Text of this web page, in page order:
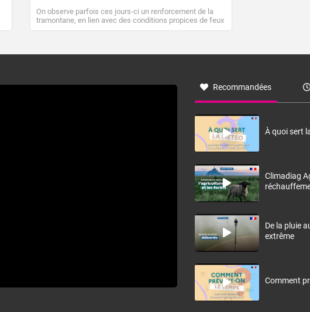
On observe parfois ces jours-ci un renforcement de la
tramontane, en lien avec des conditions propices de feux
de forêt. Mais qu'est-ce que la tramontane ? Quelles sont
à nord-ouest, dans un secteur qui part du Roussillon à la
monts, en allusion aux régions montagneuses d’où
Recommandées
À quoi sert
Climadiag
De la pluie
extrême
Comment